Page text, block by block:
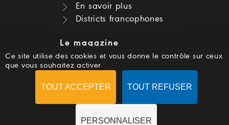
En savoir plus
Districts francophones
Le magazine
Dernier numéro
Numéros précédents
Ce site utilise des cookies et vous donne le contrôle sur ceux
que vous souhaitez activer
TOUT ACCEPTER TOUT REFUSER
PERSONNALISER